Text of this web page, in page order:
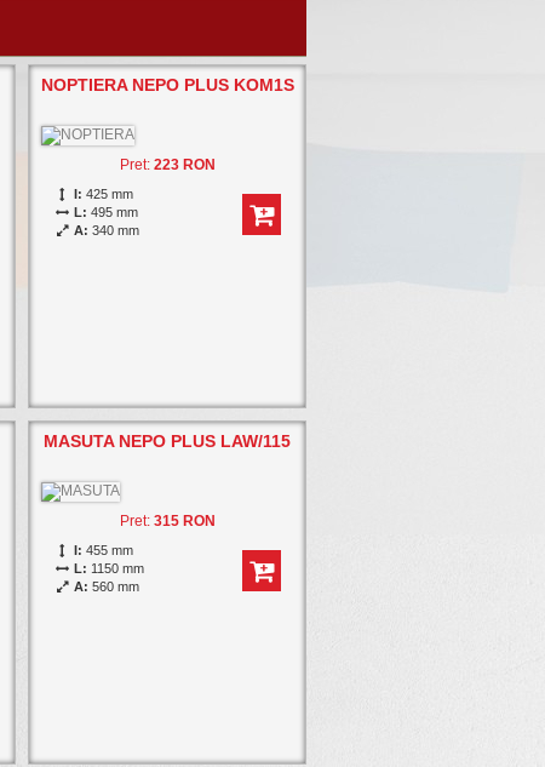
NOPTIERA NEPO PLUS KOM1S
Pret:223 RON
I: 425 mm
L: 495 mm
A: 340 mm
MASUTA NEPO PLUS LAW/115
Pret:315 RON
I: 455 mm
L: 1150 mm
A: 560 mm